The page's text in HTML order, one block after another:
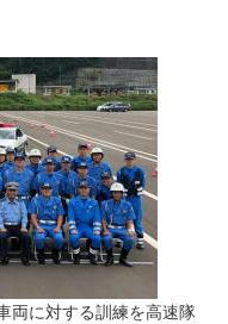
両に対する訓練を高速隊